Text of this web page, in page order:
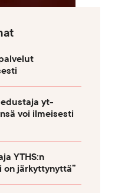
yt-
voi ilmeisesti
YTHS:n
on järkyttynyttä”